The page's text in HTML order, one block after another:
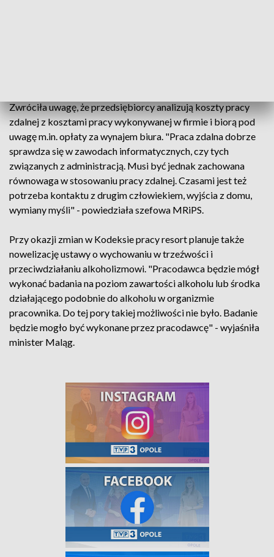
Zwróciła uwagę, że przedsiębiorcy analizują koszty pracy
zdalnej z kosztami pracy wykonywanej w firmie i biorą pod
uwagę m.in. opłaty za wynajem biura. "Praca zdalna dobrze
sprawdza się w zawodach informatycznych, czy tych
związanych z administracją. Musi być jednak zachowana
równowaga w stosowaniu pracy zdalnej. Czasami jest też
potrzeba kontaktu z drugim człowiekiem, wyjścia z domu,
wymiany myśli" - powiedziała szefowa MRiPS.
Przy okazji zmian w Kodeksie pracy resort planuje także
nowelizację ustawy o wychowaniu w trzeźwości i
przeciwdziałaniu alkoholizmowi. "Pracodawca będzie mógł
wykonać badania na poziom zawartości alkoholu lub środka
działającego podobnie do alkoholu w organizmie
pracownika. Do tej pory takiej możliwości nie było. Badanie
będzie mogło być wykonane przez pracodawcę" - wyjaśniła
minister Maląg.